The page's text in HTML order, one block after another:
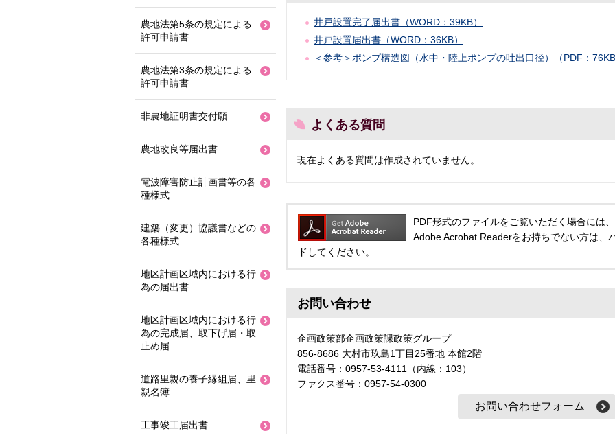
井戸設置完了届出書（WORD：39KB）
井戸設置届出書（WORD：36KB）
＜参考＞ポンプ構造図（水中・陸上ポンプの吐出口径）（PDF：76KB
よくある質問
現在よくある質問は作成されていません。
PDF形式のファイルをご覧いただく場合には
Adobe Acrobat Readerをお持ちでない方は、
ドしてください。
お問い合わせ
企画政策部企画政策課政策グループ
856-8686 大村市玖島1丁目25番地 本館2階
電話番号：0957-53-4111（内線：103）
ファクス番号：0957-54-0300
農地法第5条の規定による
許可申請書
農地法第3条の規定による
許可申請書
非農地証明書交付願
農地改良等届出書
電波障害防止計画書等の各
種様式
建築（変更）協議書などの
各種様式
地区計画区域内における行
為の届出書
地区計画区域内における行
為の完成届、取下げ届・取
止め届
道路里親の養子縁組届、里
親名簿
工事竣工届出書